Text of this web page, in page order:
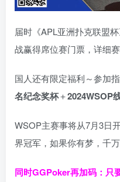
届时《APL亚洲扑克联盟
战赢得席位赛门票，详细赛
国人还有限定福利～参加
名纪念奖杯＋2024WSOP
WSOP主赛事将从7月3日
界冠军，如果你有梦，千万
同时GGPoker再加码：只